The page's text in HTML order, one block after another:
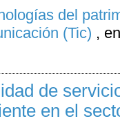
del
(Tic) ,
de
en el